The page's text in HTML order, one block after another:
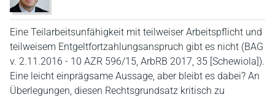
Eine Teilarbeitsunfähigkeit mit teilweiser Arbeitspflicht und
teilweisem Entgeltfortzahlungsanspruch gibt es nicht (BAG
v. 2.11.2016 - 10 AZR 596/15, ArbRB 2017, 35 [Schewiola]).
Eine leicht einprägsame Aussage, aber bleibt es dabei? An
Überlegungen, diesen Rechtsgrundsatz kritisch zu